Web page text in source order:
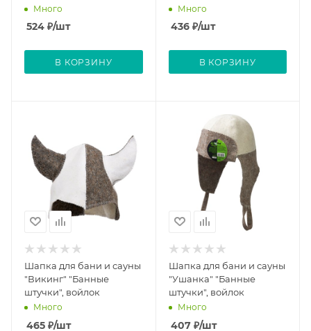
шерсть
Много
524 ₽/шт
В КОРЗИНУ
Много
436₽/шт
В КОРЗИНУ
Шапка для бани и сауны
"Викинг" "Банные
штучки", войлок
Много
465 ₽/шт
Шапка для бани и сауны
"Ушанка" "Банные
штучки", войлок
Много
407₽/шт